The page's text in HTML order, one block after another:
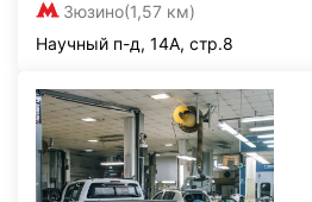
Зюзино(1,57 км)
Научный п-д, 14А, стр.8